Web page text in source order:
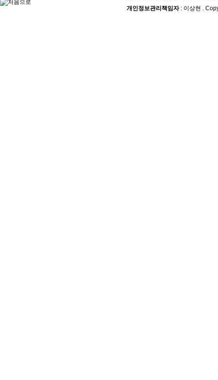
개인정보관리책임자: 이상현 .